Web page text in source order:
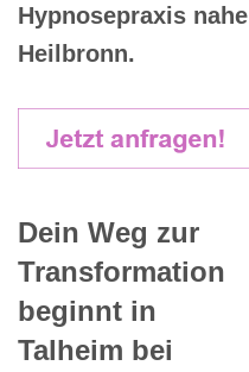
Hypnosepraxis nahe
Heilbronn.
Dein Weg zur
Transformation
beginnt in
Talheim bei